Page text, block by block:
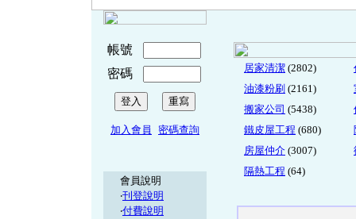
帳號
密碼
加入會員 密碼查詢
會員說明
‧刊登說明
‧付費說明
居家清潔 (2802)
油漆粉刷 (2161)
搬家公司 (5438)
鐵皮屋工程 (680)
房屋仲介 (3007)
隔熱工程 (64)